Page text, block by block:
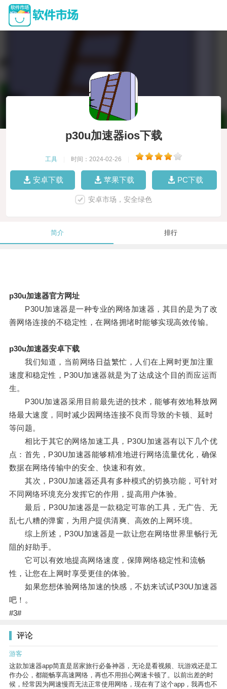
p30u加速器ios下载
工具 时间：2024-02-26
安卓下载 苹果下载 PC下载
安卓市场，安全绿色
简介 排行
p30u加速器官方网址
P30U加速器是一种专业的网络加速器，其目的是为了改
善网络连接的不稳定性，在网络拥堵时能够实现高效传输。
p30u加速器安卓下载
我们知道，当前网络日益繁忙，人们在上网时更加注重
速度和稳定性，P30U加速器就是为了达成这个目的而应运而
生。
P30U加速器采用目前最先进的技术，能够有效地释放网
络最大速度，同时减少因网络连接不良而导致的卡顿、延时
等问题。
相比于其它的网络加速工具，P30U加速器有以下几个优
点：首先，P30U加速器能够精准地进行网络流量优化，确保
数据在网络传输中的安全、快速和有效。
其次，P30U加速器还具有多种模式的切换功能，可针对
不同网络环境充分发挥它的作用，提高用户体验。
最后，P30U加速器是一款稳定可靠的工具，无广告、无
乱七八糟的弹窗，为用户提供清爽、高效的上网环境。
综上所述，P30U加速器是一款让您在网络世界里畅行无
阻的好助手。
它可以有效地提高网络速度，保障网络稳定性和流畅
性，让您在上网时享受更佳的体验。
如果您想体验网络加速的快感，不妨来试试P30U加速器
吧！。
#3#
评论
游客
这款加速器app简直是居家旅行必备神器，无论是看视频、玩游戏还是工
作办公，都能畅享高速网络，再也不用担心网速卡顿了。以前出差的时
候，经常因为网速慢而无法正常使用网络，现在有了这个app，我再也不